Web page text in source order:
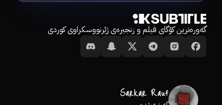
گەورەترین کۆگای فیلم و زنجیرەی ژێرنووسکراوی کوردی